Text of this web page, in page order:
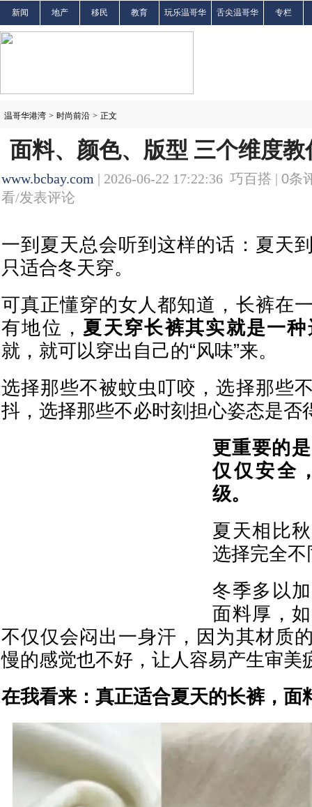
新闻 地产 移民 教育 玩乐温哥华 舌尖温哥华 专栏
温哥华港湾 > 时尚前沿 > 正文
面料、颜色、版型 三个维度
www.bcbay.com | 2026-06-22 17:22:36 巧百搭 | 0条
看/发表评论
一到夏天总会听到这样的话：夏天
只适合冬天穿。
可真正懂穿的女人都知道，长裤在
有地位， 夏天穿长裤其实就是一
就，就可以穿出自己的“风味”来。
选择那些不被蚊虫叮咬，选择那些
抖，选择那些不必时刻担心姿态是否
更重要的
仅仅安全
级。
夏天相比
选择完全不
冬季多以
面料厚，
不仅仅会闷出一身汗，因为其材质
慢的感觉也不好，让人容易产生审美
在我看来：真正适合夏天的长裤，面